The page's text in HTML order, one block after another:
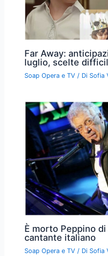
Far Away:
luglio, scelte
Soap Opera e TV / Di Sofia
È morto Peppino
cantante italiano
Soap Opera e TV / Di Sofia